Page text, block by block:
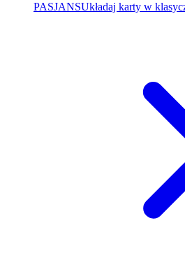
PASJANSUkładaj karty w